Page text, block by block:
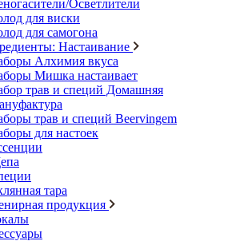
Осветлители
для виски
для самогона
Настаивание
Алхимия вкуса
Мишка настаивает
трав и специй Домашняя
трав и специй Beervingem
для настоек
тара
продукция